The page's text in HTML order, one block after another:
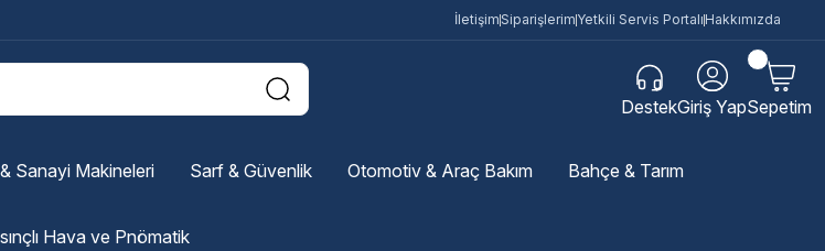
İletişimSiparişlerim Yetkili Servis Portalı Hakkımızda
DestekGiriş YapSepetim
Sanayi Makineleri Sarf & Güvenlik Otomotiv & Araç Bakım Bahçe & Tarım
Hava ve Pnömatik